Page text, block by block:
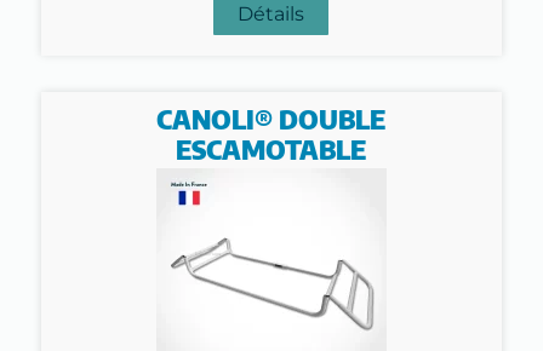
Détails
CANOLI® DOUBLE
ESCAMOTABLE